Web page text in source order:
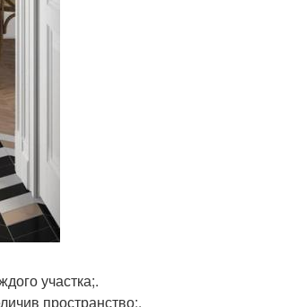
участка;.
пространство;.